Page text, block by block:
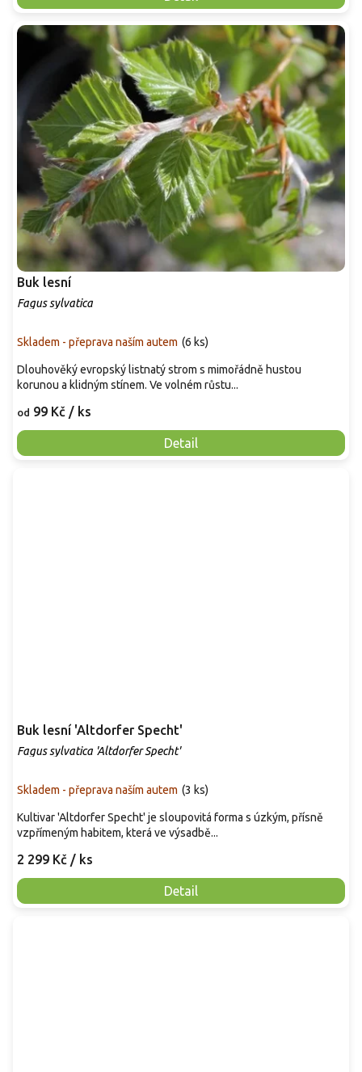
Buk lesní
Fagus sylvatica
Skladem - přeprava naším autem (6 ks)
od 99 Kč / ks
Detail
Dlouhověký evropský listnatý strom s mimořádně hustou
korunou a klidným stínem. Ve volném růstu...
Buk lesní 'Altdorfer Specht'
Fagus sylvatica 'Altdorfer Specht'
Skladem - přeprava naším autem (3 ks)
2 299 Kč / ks
Detail
Kultivar 'Altdorfer Specht' je sloupovitá forma s úzkým, přísně
vzpřímeným habitem, která ve výsadbě...